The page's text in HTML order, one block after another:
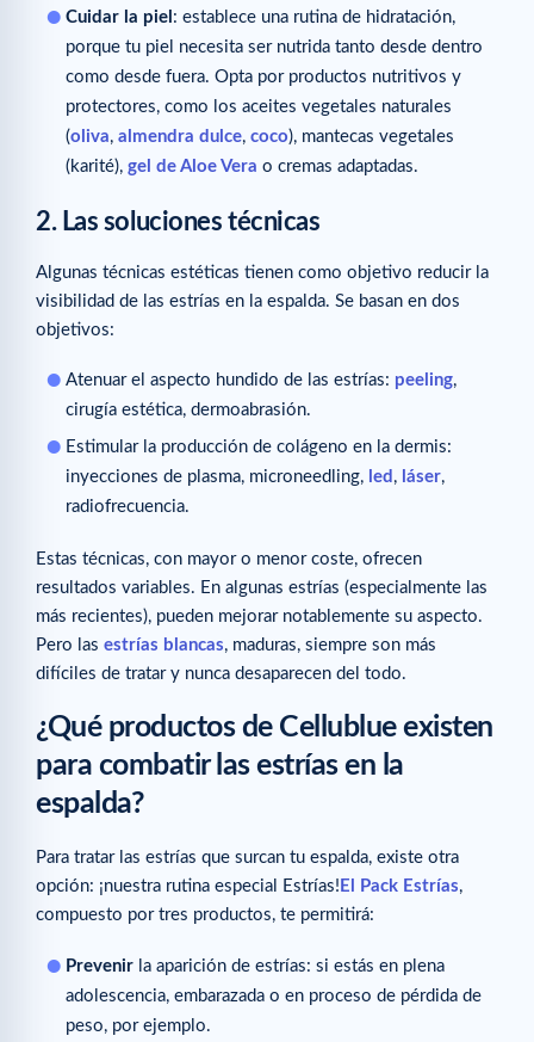
Cuidar la piel : establece una rutina de hidratación,
porque tu piel necesita ser nutrida tanto desde dentro
como desde fuera. Opta por productos nutritivos y
protectores, como los aceites vegetales naturales
(oliva, almendra dulce, coco), mantecas vegetales
(karité), gel de Aloe Vera o cremas adaptadas.
2. Las soluciones técnicas
Algunas técnicas estéticas tienen como objetivo reducir la
visibilidad de las estrías en la espalda. Se basan en dos
objetivos:
Atenuar el aspecto hundido de las estrías: peeling,
cirugía estética, dermoabrasión.
Estimular la producción de colágeno en la dermis:
inyecciones de plasma, microneedling, led , láser,
radiofrecuencia.
Estas técnicas, con mayor o menor coste, ofrecen
resultados variables. En algunas estrías (especialmente las
más recientes), pueden mejorar notablemente su aspecto.
Pero las estrías blancas, maduras, siempre son más
difíciles de tratar y nunca desaparecen del todo.
¿Qué productos de Cellublue existen
para combatir las estrías en la
espalda?
Para tratar las estrías que surcan tu espalda, existe otra
opción: ¡nuestra rutina especial Estrías! El Pack Estrías,
compuesto por tres productos, te permitirá:
Prevenir la aparición de estrías: si estás en plena
adolescencia, embarazada o en proceso de pérdida de
peso, por ejemplo.